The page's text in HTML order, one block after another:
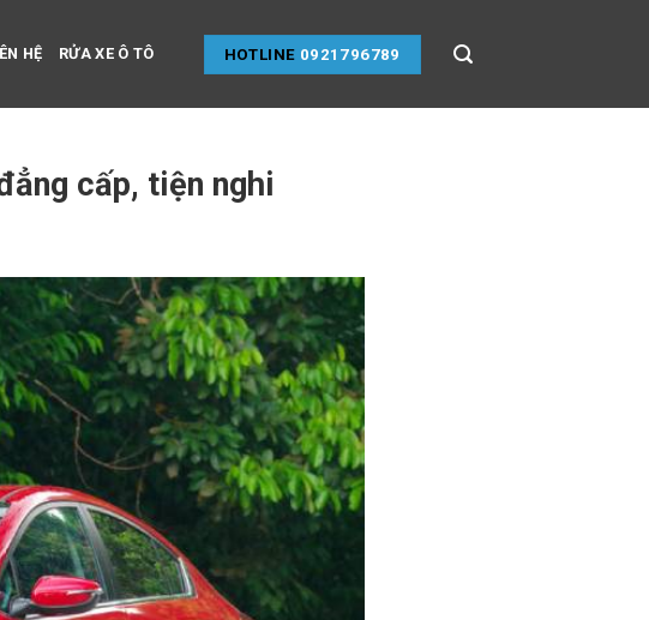
HỆ RỬA XE Ô TÔ HOTLINE 0921796789
cấp, tiện nghi